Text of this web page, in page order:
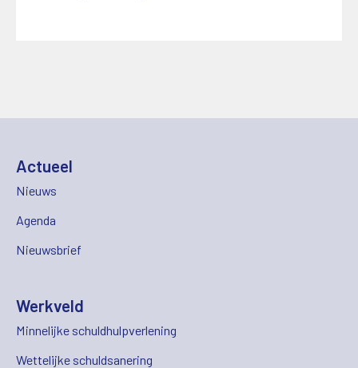
Actueel
Nieuws
Agenda
Nieuwsbrief
Werkveld
Minnelijke schuldhulpverlening
Wettelijke schuldsanering